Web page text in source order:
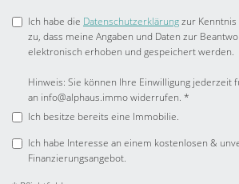
Ich habe die Datenschutzerklärungzur
zu, dass meine Angaben und Daten zur
elektronisch erhoben und gespeichert werden.
Hinweis: Sie können Ihre Einwilligung jederzeit
an info@alphaus.immo widerrufen. *
Ich besitze bereits eine Immobilie.
Ich habe Interesse an einem kostenlosen &
Finanzierungsangebot.